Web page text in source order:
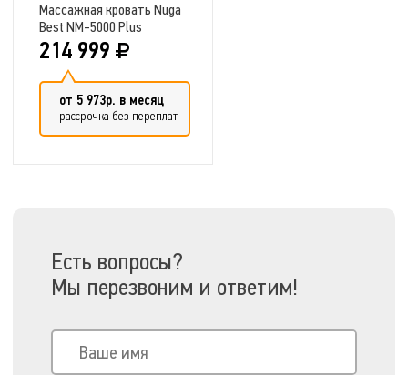
Массажная кровать Nuga
Best NM-5000 Plus
214 999
от 5 973р. в месяц
рассрочка без переплат
Есть вопросы?
Мы перезвоним и ответим!